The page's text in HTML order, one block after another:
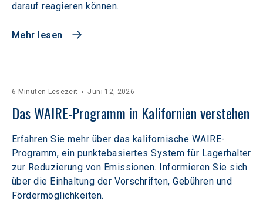
darauf reagieren können.
Mehr lesen
6 Minuten Lesezeit Juni 12, 2026
Das WAIRE-Programm in Kalifornien verstehen
Erfahren Sie mehr über das kalifornische WAIRE-
Programm, ein punktebasiertes System für Lagerhalter
zur Reduzierung von Emissionen. Informieren Sie sich
über die Einhaltung der Vorschriften, Gebühren und
Fördermöglichkeiten.